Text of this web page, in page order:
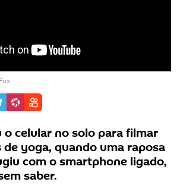
o celular no solo para filmar
de yoga, quando uma raposa
com o smartphone ligado,
saber.